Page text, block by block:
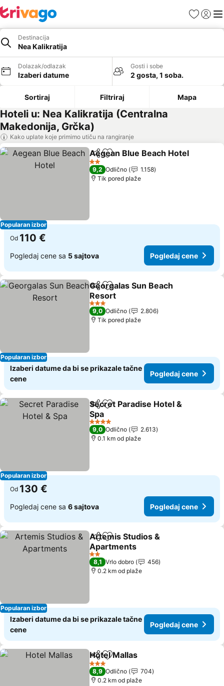
FavoritiPrijavi
Destinacija
Nea Kalikratija
Dolazak/odlazak
Izaberi datume
Gosti i sobe
2 gosta, 1 soba.
Sortiraj Filtriraj Mapa
Hoteli u: Nea Kalikratija (Centralna
Makedonija, Grčka)
Kako uplate koje primimo utiču na rangiranje
Popularan izbor
Deli Dodati u favorite
Aegean Blue Beach Hotel
2 Zvezdice
9,2 Odlično
1.158
Tik pored plaže
Od 110 €
Pogledaj cene sa 5 sajtova Pogledaj cene
Popularan izbor
Deli Dodati u favorite
Georgalas Sun Beach
Resort
3 Zvezdice
9,0 Odlično
2.806
Tik pored plaže
Izaberi datume da bi se prikazale tačne
cene
Pogledaj cene
Popularan izbor
Deli Dodati u favorite
Secret Paradise Hotel &
Spa
4 Zvezdice
9,0 Odlično
2.613
0.1 km od plaže
Od 130 €
Pogledaj cene sa 6 sajtova Pogledaj cene
Popularan izbor
Deli Dodati u favorite
Artemis Studios &
Apartments
2 Zvezdice
8,1 Vrlo dobro
456
0.2 km od plaže
Izaberi datume da bi se prikazale tačne
cene
Pogledaj cene
Deli Dodati u favorite
Hotel Mallas
3 Zvezdice
8,9 Odlično
704
0.2 km od plaže